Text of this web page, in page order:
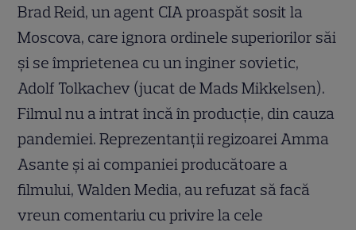
Brad Reid, un agent CIA proaspăt sosit la
Moscova, care ignora ordinele superiorilor săi
și se împrietenea cu un inginer sovietic,
Adolf Tolkachev (jucat de Mads Mikkelsen).
Filmul nu a intrat încă în producție, din cauza
pandemiei. Reprezentanții regizoarei Amma
Asante și ai companiei producătoare a
filmului, Walden Media, au refuzat să facă
vreun comentariu cu privire la cele